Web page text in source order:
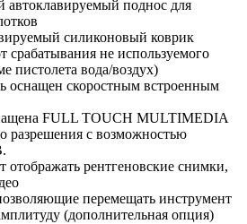
автоклавируемый поднос для
силиконовый коврик
срабатывания не используемого
пистолета вода/воздух)
оснащен скоростным встроенным
FULL TOUCH MULTIMEDIA
разрешения с возможностью
отображать рентгеновские снимки,
перемещать инструмент
(дополнительная опция)